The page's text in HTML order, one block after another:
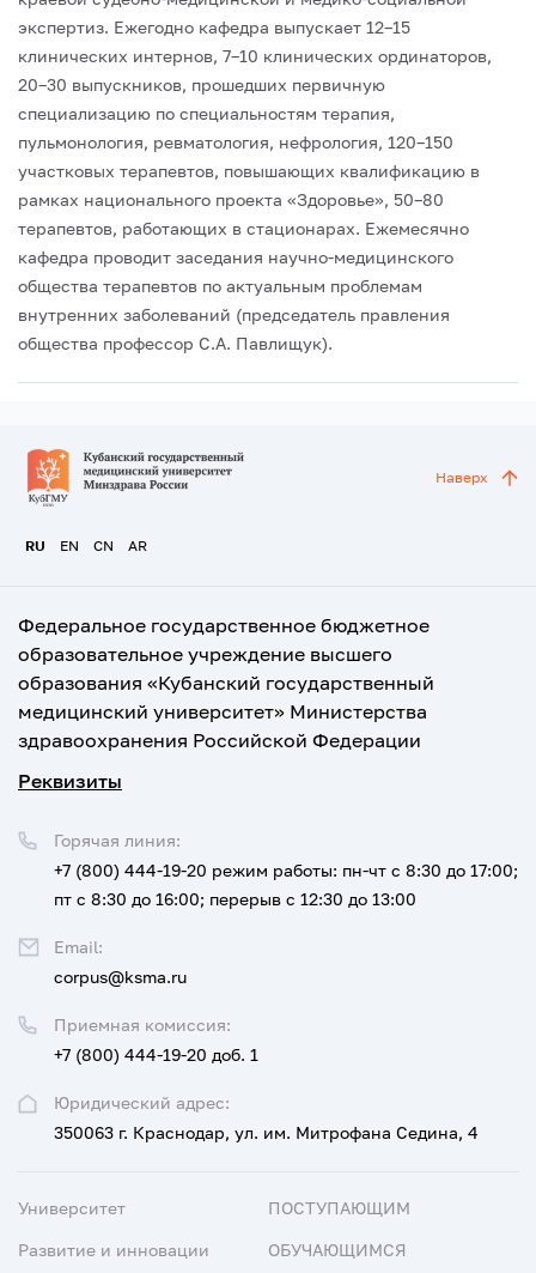
экспертиз. Ежегодно кафедра выпускает 12–15
клинических интернов, 7–10 клинических ординаторов,
20–30 выпускников, прошедших первичную
специализацию по специальностям терапия,
пульмонология, ревматология, нефрология, 120–150
участковых терапевтов, повышающих квалификацию в
рамках национального проекта «Здоровье», 50–80
терапевтов, работающих в стационарах. Ежемесячно
кафедра проводит заседания научно-медицинского
общества терапевтов по актуальным проблемам
внутренних заболеваний (председатель правления
общества профессор С.А. Павлищук).
RU EN CN AR
Наверх
Федеральное государственное бюджетное
образовательное учреждение высшего
образования «Кубанский государственный
медицинский университет» Министерства
здравоохранения Российской Федерации
Реквизиты
Юридический адрес:
350063 г. Краснодар, ул. им. Митрофана Седина, 4
Приемная комиссия:
+7 (800) 444-19-20 доб. 1
Горячая линия:
+7 (800) 444-19-20 режим работы: пн-чт с 8:30 до 17:00;
пт с 8:30 до 16:00; перерыв с 12:30 до 13:00
Email:
corpus@ksma.ru
Университет
Развитие и инновации
ПОСТУПАЮЩИМ
ОБУЧАЮЩИМСЯ